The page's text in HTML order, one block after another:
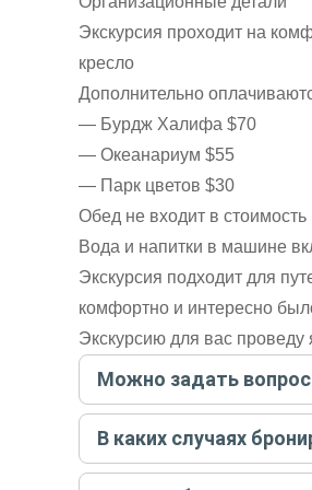
Экскурсия проходит на
кресло
Дополнительно
— Бурдж Халифа $70
— Океанариум $55
— Парк цветов $30
Обед не входит в стоимость
Вода и напитки в машине
Экскурсия подходит для
комфортно и интересно
Экскурсию для вас
Можно задать
Достаточно перейти по
бронируйте экскурсию.
В каких случаях
Только в случае